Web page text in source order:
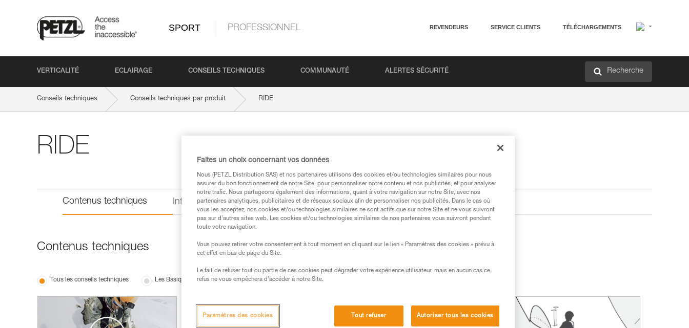
SPORT PROFESSIONNEL REVENDEURS SERVICE CLIENTS TÉLÉCHARGEMENTS
VERTICALITÉ ECLAIRAGE CONSEILS TECHNIQUES COMMUNAUTÉ ALERTES SÉCURITÉ Recherche
Conseils techniques Conseils techniques par produit RIDE
RIDE
Contenus techniques Informations techniques
Contenus techniques
Tous les conseils techniques Les Basiques
Faites un choix concernant vos données
Nous (PETZL Distribution SAS) et nos partenaires utilisons des cookies et/ou technologies similaires pour nous
assurer du bon fonctionnement de notre Site, pour personnaliser notre contenu et nos publicités, et pour analyser
notre trafic. Nous partageons également des informations, quant à votre navigation sur notre Site, avec nos
partenaires analytiques, publicitaires et de réseaux sociaux afin de personnaliser nos publicités. Dans le cas où
vous les acceptez, nos cookies et/ou technologies similaires ne sont actifs que sur notre Site et ne vous suivront
pas sur d’autres sites web. Les cookies et/ou technologies similaires de nos partenaires vous suivront pendant
toute votre navigation.
Vous pouvez retirer votre consentement à tout moment en cliquant sur le lien « Paramètres des cookies » prévu à
cet effet en bas de page du Site.
Le fait de refuser tout ou partie de ces cookies peut dégrader votre expérience utilisateur, mais en aucun cas ce
refus ne vous empêchera d’accéder à notre Site.
Tout refuser Autoriser tous les cookies
Paramètres des cookies